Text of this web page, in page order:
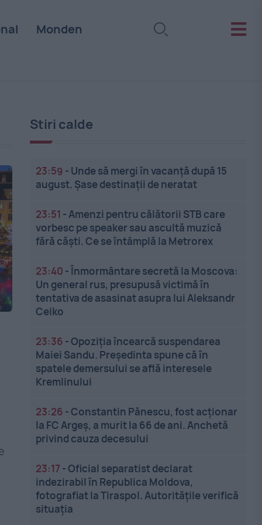
Monden
Stiri calde
23:59 - Unde să mergi în vacanță după 15
august. Șase destinații de neratat
23:51 -Amenzi pentru călătorii STB care
vorbesc pe speaker sau ascultă muzică
fără căști. Ce se întâmplă la Metrorex
23:40 -Înmormântare secretă la Moscova:
Un general rus, presupusă victimă în
tentativa de asasinat asupra lui Aleksandr
Ceiko
23:36 -Opoziția încearcă suspendarea
Maiei Sandu. Președinta spune că în
spatele demersului se află interesele
Kremlinului
23:26 -Constantin Pănescu, fost acționar
la FC Argeș, a murit la 66 de ani. Anchetă
privind cauza decesului
23:17 -Oficial separatist declarat
indezirabil în Republica Moldova,
fotografiat la Tiraspol. Autoritățile verifică
situația